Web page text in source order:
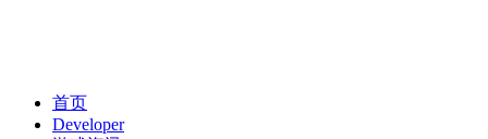
首页
Developer